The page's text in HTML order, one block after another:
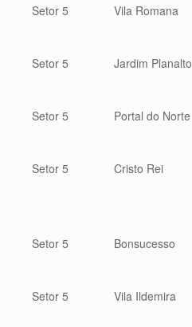
Setor 5
Vila Romana
Setor 5
Jardim Planalto
Setor 5
Portal do Norte
Setor 5
Cristo Rei
Setor 5 Bonsucesso
Setor 5
Vila Ildemira